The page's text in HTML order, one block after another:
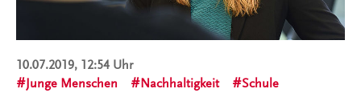
10.07.2019, 12:54 Uhr
Junge Menschen
Nachhaltigkeit
Schule